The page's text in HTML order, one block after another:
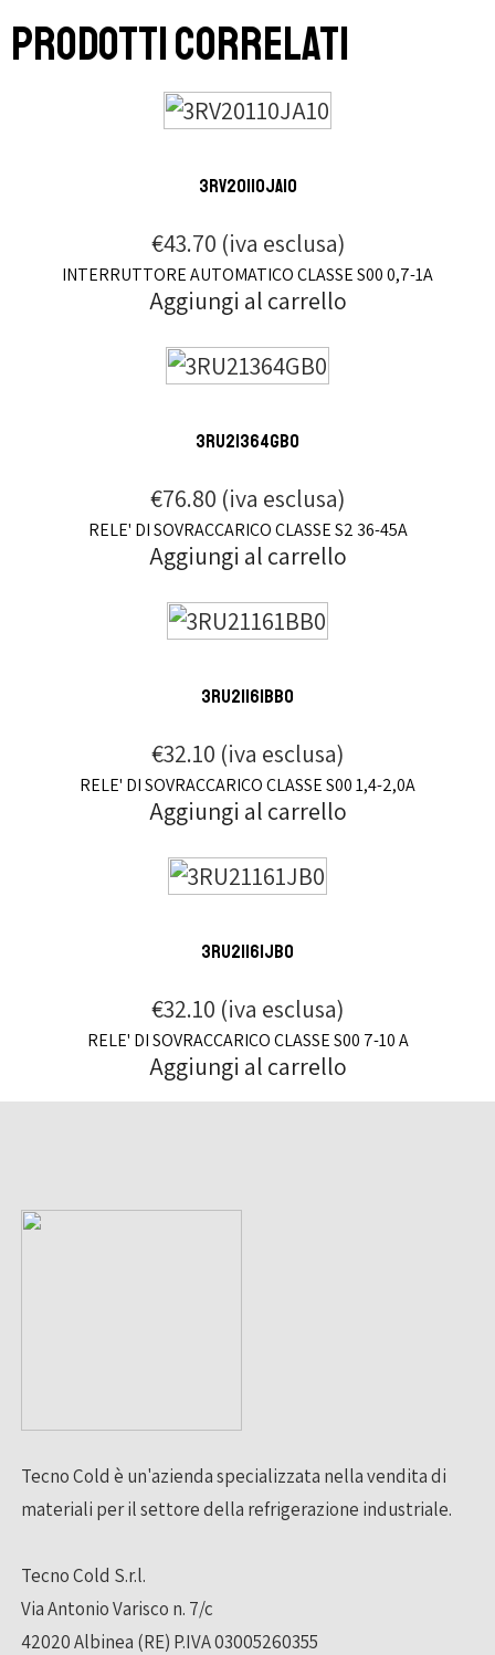
Prodotti correlati
Aggiungi al carrello
3RV20110JA10
€43.70 (iva esclusa)
INTERRUTTORE AUTOMATICO CLASSE S00 0,7-1A
Aggiungi al carrello
3RU21364GB0
€76.80 (iva esclusa)
RELE' DI SOVRACCARICO CLASSE S2 36-45A
Aggiungi al carrello
3RU21161BB0
€32.10 (iva esclusa)
RELE' DI SOVRACCARICO CLASSE S00 1,4-2,0A
Aggiungi al carrello
3RU21161JB0
€32.10 (iva esclusa)
RELE' DI SOVRACCARICO CLASSE S00 7-10 A
Tecno Cold è un'azienda specializzata nella vendita di
materiali per il settore della refrigerazione industriale.
Tecno Cold S.r.l.
Via Antonio Varisco n. 7/c
42020 Albinea (RE) P.IVA 03005260355